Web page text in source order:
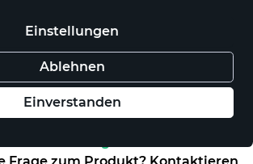
Einstellungen
Ablehnen
Einverstanden
vorhanden.
In den Warenkorb
Frage zum Produkt? Kontaktieren